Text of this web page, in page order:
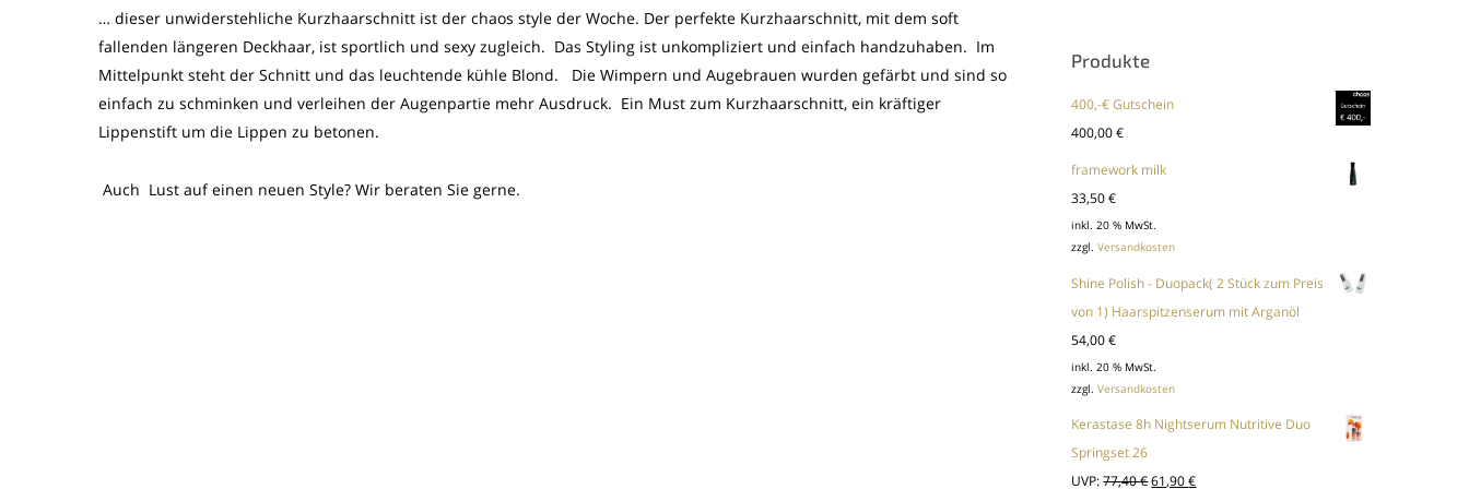
… dieser unwiderstehliche Kurzhaarschnitt ist der chaos style der Woche. Der perfekte Kurzhaarschnitt, mit dem soft
fallenden längeren Deckhaar, ist sportlich und sexy zugleich. Das Styling ist unkompliziert und einfach handzuhaben. Im
Mittelpunkt steht der Schnitt und das leuchtende kühle Blond. Die Wimpern und Augebrauen wurden gefärbt und sind so
einfach zu schminken und verleihen der Augenpartie mehr Ausdruck. Ein Must zum Kurzhaarschnitt, ein kräftiger
Lippenstift um die Lippen zu betonen.
Auch Lust auf einen neuen Style? Wir beraten Sie gerne.
Produkte
400,-€ Gutschein
400,00€
framework milk
33,50€
inkl. 20 % MwSt.
zzgl.Versandkosten
Shine Polish - Duopack( 2 Stück zum Preis
von 1) Haarspitzenserum mit Arganöl
54,00€
inkl. 20 % MwSt.
zzgl.Versandkosten
Kerastase 8h Nightserum Nutritive Duo
Springset 26
UVP: 77,40€Ursprünglicher
61,90€Aktueller